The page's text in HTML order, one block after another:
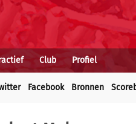
Club Profiel
Facebook Bronnen